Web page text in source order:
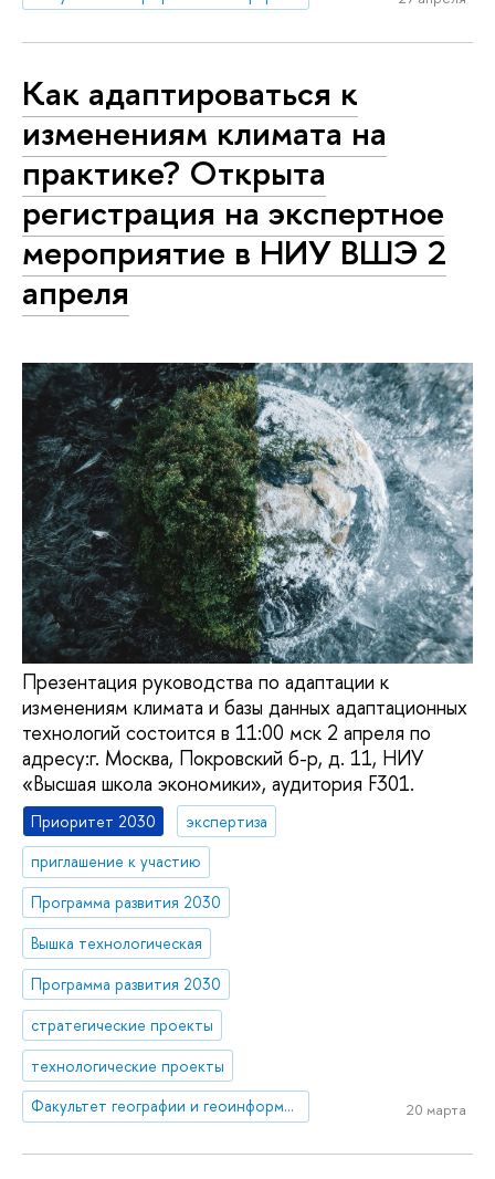
Как адаптироваться к
изменениям климата на
практике? Открыта
регистрация на экспертное
мероприятие в НИУ ВШЭ 2
апреля
Презентация руководства по адаптации к
изменениям климата и базы данных адаптационных
технологий состоится в 11:00 мск 2 апреля по
адресу:г. Москва, Покровский б-р, д. 11, НИУ
«Высшая школа экономики», аудитория F301.
Приоритет 2030
экспертиза
приглашение к участию
Программа развития 2030
Вышка технологическая
Программа развития 2030
стратегические проекты
технологические проекты
Факультет географии и геоинформационных технологий
20 марта